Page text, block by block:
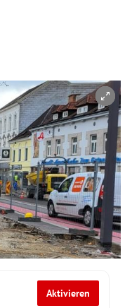
Aktivieren